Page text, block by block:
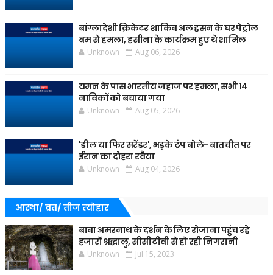
बांग्लादेशी क्रिकेटर शाकिब अल हसन के घर पेट्रोल
बम से हमला, हसीना के कार्यक्रम हुए थे शामिल
Unknown Aug 06, 2026
यमन के पास भारतीय जहाज पर हमला, सभी 14
नाविकों को बचाया गया
Unknown Aug 05, 2026
'डील या फिर सरेंडर', भड़के ट्रंप बोले- बातचीत पर
ईरान का दोहरा रवैया
Unknown Aug 04, 2026
आस्था/ व्रत/ तीज त्‍योहार
बाबा अमरनाथ के दर्शन के लिए रोजाना पहुंच रहे
हजारों श्रद्धालु, सीसीटीवी से हो रही निगरानी
Unknown Jul 15, 2023